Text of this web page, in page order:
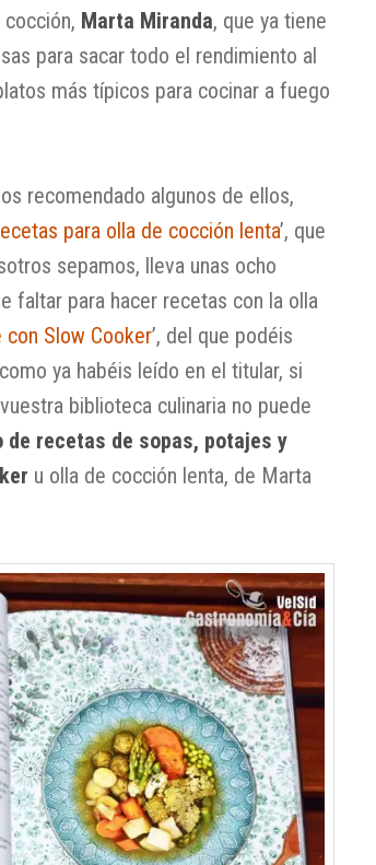
Marta Miranda, que ya tiene
para sacar todo el rendimiento al
más típicos para cocinar a fuego
recomendado algunos de ellos,
para olla de cocción lenta’, que
sepamos, lleva unas ocho
faltar para hacer recetas con la olla
con Slow Cooker’, del que podéis
ya habéis leído en el titular, si
biblioteca culinaria no puede
de recetas de sopas, potajes y
u olla de cocción lenta, de Marta